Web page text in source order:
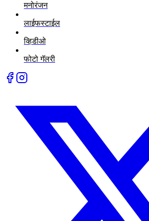
मनोरंजन
लाईफस्टाईल
व्हिडीओ
फोटो गॅलरी